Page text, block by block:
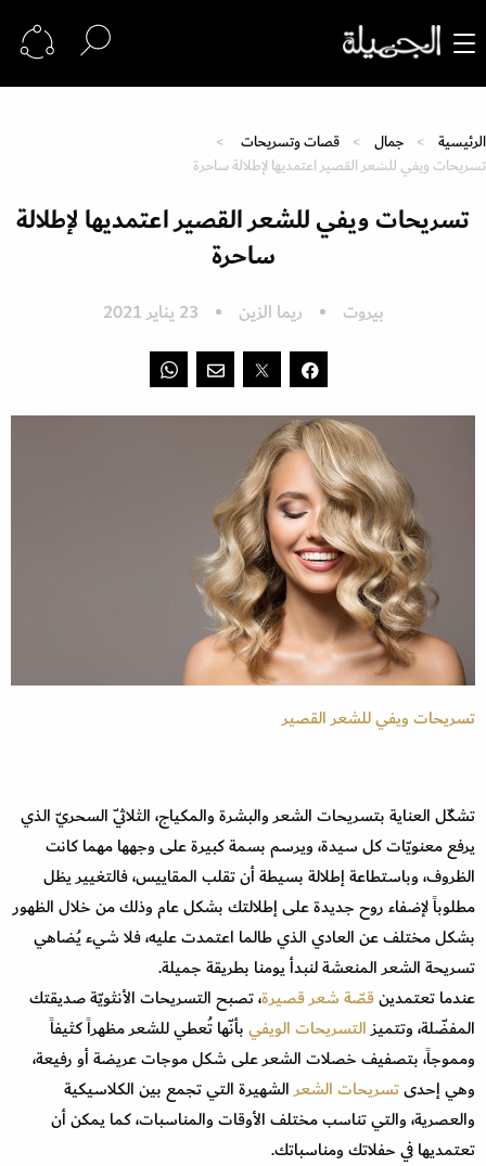
الرئيسية جمال
قصات وتسريحات
تسريحات ويفي للشعر القصير اعتمديها لإطلالة ساحرة
تسريحات ويفي للشعر القصير اعتمديها لإطلالة
ساحرة
بيروت ريما الزين 23 يناير 2021
تسريحات ويفي للشعر القصير
تشكّل العناية بتسريحات الشعر والبشرة والمكياج، الثلاثيّ السحريّ الذي
يرفع معنويّات كل سيدة، ويرسم بسمة كبيرة على وجهها مهما كانت
الظروف، وباستطاعة إطلالة بسيطة أن تقلب المقاييس، فالتغيير يظل
مطلوباً لإضفاء روح جديدة على إطلالتك بشكل عام وذلك من خلال الظهور
بشكل مختلف عن العادي الذي طالما اعتمدت عليه، فلا شيء يُضاهي
تسريحة الشعر المنعشة لنبدأ يومنا بطريقة جميلة.
عندما تعتمدينقصّة شعر قصيرة، تصبح التسريحات الأنثويّة صديقتك
المفضّلة، وتتميزالتسريحات الويفيبأنّها تُعطي للشعر مظهراً كثيفاً
ومموجاً، بتصفيف خصلات الشعر على شكل موجات عريضة أو رفيعة،
وهي إحدىتسريحات الشعرالشهيرة التي تجمع بين الكلاسيكية
والعصرية، والتي تناسب مختلف الأوقات والمناسبات، كما يمكن أن
تعتمديها في حفلاتك ومناسباتك.